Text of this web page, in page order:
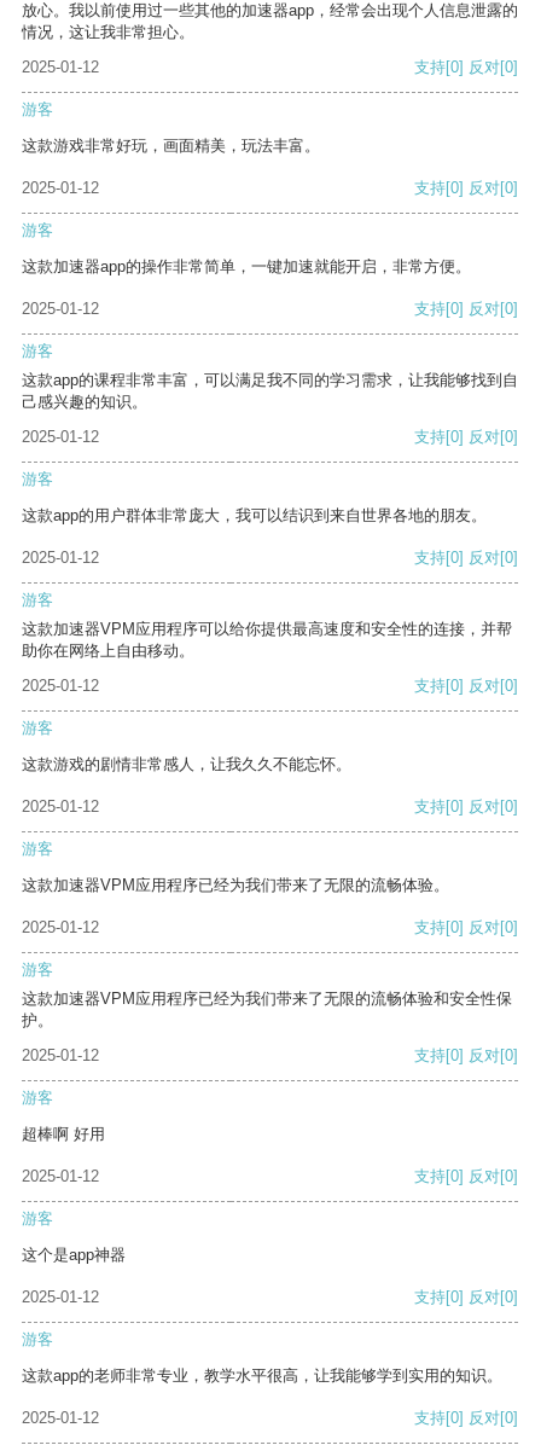
放心。我以前使用过一些其他的加速器app，经常会出现个人信息泄露的
情况，这让我非常担心。
2025-01-12
支持[0] 反对[0]
游客
这款游戏非常好玩，画面精美，玩法丰富。
2025-01-12 支持[0] 反对[0]
游客
这款加速器app的操作非常简单，一键加速就能开启，非常方便。
2025-01-12 支持[0] 反对[0]
游客
这款app的课程非常丰富，可以满足我不同的学习需求，让我能够找到自
己感兴趣的知识。
2025-01-12
支持[0] 反对[0]
游客
这款app的用户群体非常庞大，我可以结识到来自世界各地的朋友。
2025-01-12 支持[0] 反对[0]
游客
这款加速器VPM应用程序可以给你提供最高速度和安全性的连接，并帮
助你在网络上自由移动。
2025-01-12
支持[0] 反对[0]
游客
这款游戏的剧情非常感人，让我久久不能忘怀。
2025-01-12 支持[0] 反对[0]
游客
这款加速器VPM应用程序已经为我们带来了无限的流畅体验。
2025-01-12 支持[0] 反对[0]
游客
这款加速器VPM应用程序已经为我们带来了无限的流畅体验和安全性保
护。
2025-01-12
支持[0] 反对[0]
游客
超棒啊 好用
2025-01-12 支持[0] 反对[0]
游客
这个是app神器
2025-01-12 支持[0] 反对[0]
游客
这款app的老师非常专业，教学水平很高，让我能够学到实用的知识。
2025-01-12 支持[0] 反对[0]